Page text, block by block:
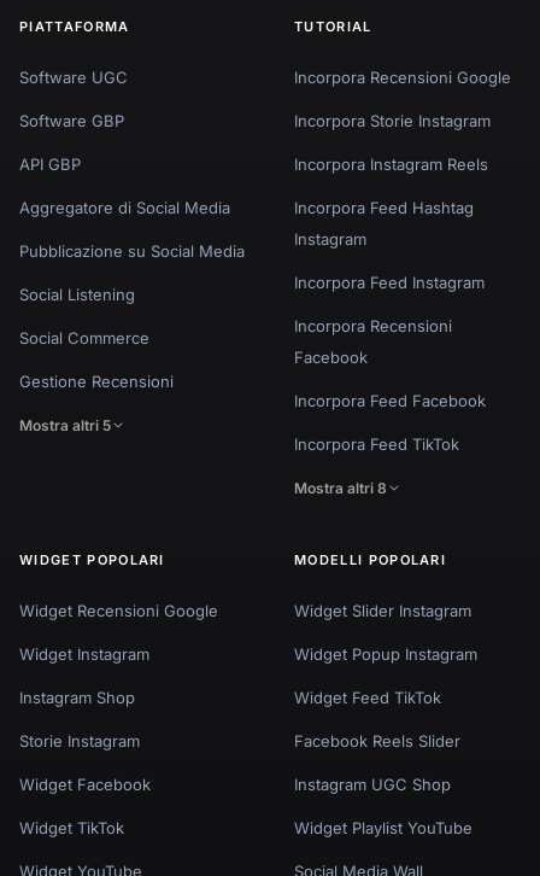
PIATTAFORMA
Software UGC
Software GBP
API GBP
Aggregatore di Social Media
Pubblicazione su Social Media
Social Listening
Social Commerce
Gestione Recensioni
Mostra altri 5
TUTORIAL
Incorpora Recensioni Google
Incorpora Storie Instagram
Incorpora Instagram Reels
Incorpora Feed Hashtag
Instagram
Incorpora Feed Instagram
Incorpora Recensioni
Facebook
Incorpora Feed Facebook
Incorpora Feed TikTok
Mostra altri 8
WIDGET POPOLARI
Widget Recensioni Google
Widget Instagram
Instagram Shop
Storie Instagram
Widget Facebook
Widget TikTok
Widget YouTube
MODELLI POPOLARI
Widget Slider Instagram
Widget Popup Instagram
Widget Feed TikTok
Facebook Reels Slider
Instagram UGC Shop
Widget Playlist YouTube
Social Media Wall